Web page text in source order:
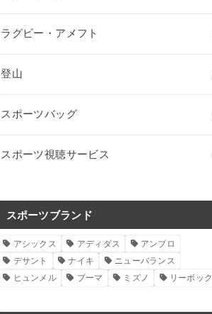
ラグビー・アメフト
登山
スポーツバッグ
スポーツ視聴サービス
スポーツブランド
アシックス アディダス
アンブロ
デサント
ナイキ
ニューバランス
ヒュンメル
プーマ ミズノ リーボック